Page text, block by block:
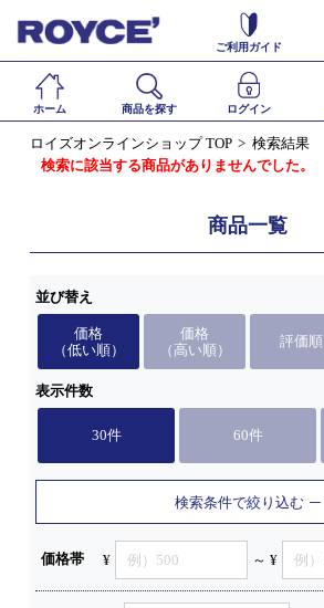
ご利用ガイド
ホーム 商品を探す ログイン
ロイズオンラインショップ TOP
検索結果
検索に該当する商品がありませんでした。
商品一覧
並び替え
価格
（低い順）
価格
（高い順）
評価順
表示件数
30件 60件
検索条件で絞り込む
価格帯 ¥ ～ ¥